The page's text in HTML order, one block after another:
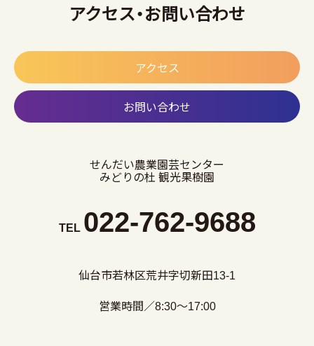
アクセス・お問い合わせ
アクセス
お問い合わせ
せんだい農業園芸センター
みどりの杜 観光果樹園
TEL 022-762-9688
仙台市若林区荒井字切新田13-1
営業時間／8:30～17:00